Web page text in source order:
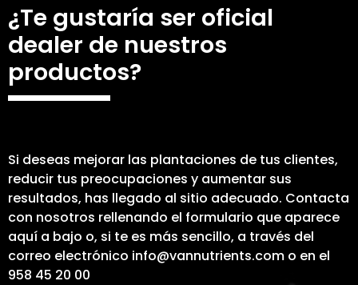
¿Te gustaría ser oficial
dealer de nuestros
productos?
Si deseas mejorar las plantaciones de tus clientes,
reducir tus preocupaciones y aumentar sus
resultados, has llegado al sitio adecuado. Contacta
con nosotros rellenando el formulario que aparece
aquí a bajo o, si te es más sencillo, a través del
correo electrónico info@vannutrients.com o en el
958 45 20 00